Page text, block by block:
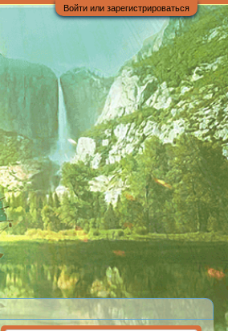
Войти или зарегистрироваться